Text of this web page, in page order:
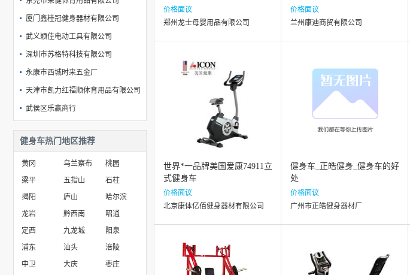
厦门鑫桂冠健身器材有限公司
武义颖佳电动工具有限公司
深圳市苏格特科技有限公司
永康市西城时来五金厂
天津市凯力红福顺体育用品有限公司
武侯区乐赢商行
冀州德瑞医疗器械有限公司
健身车热门地区推荐
黄冈 乌兰察布
桃园
梁平
五指山
石柱
揭阳
庐山
哈尔滨
龙岩
黔西南
昭通
定西
九龙城
阳泉
浦东
汕头
涪陵
中卫
大庆
枣庄
价格面议
郑州龙士母婴用品有限公司
价格面议
兰州康迪商贸有限公司
世界*一品牌美国爱康74911立
式健身车
价格面议
北京康体亿佰健身器材有限公司
健身车_正皓健身_健身车的好
处
价格面议
广州市正皓健身器材厂